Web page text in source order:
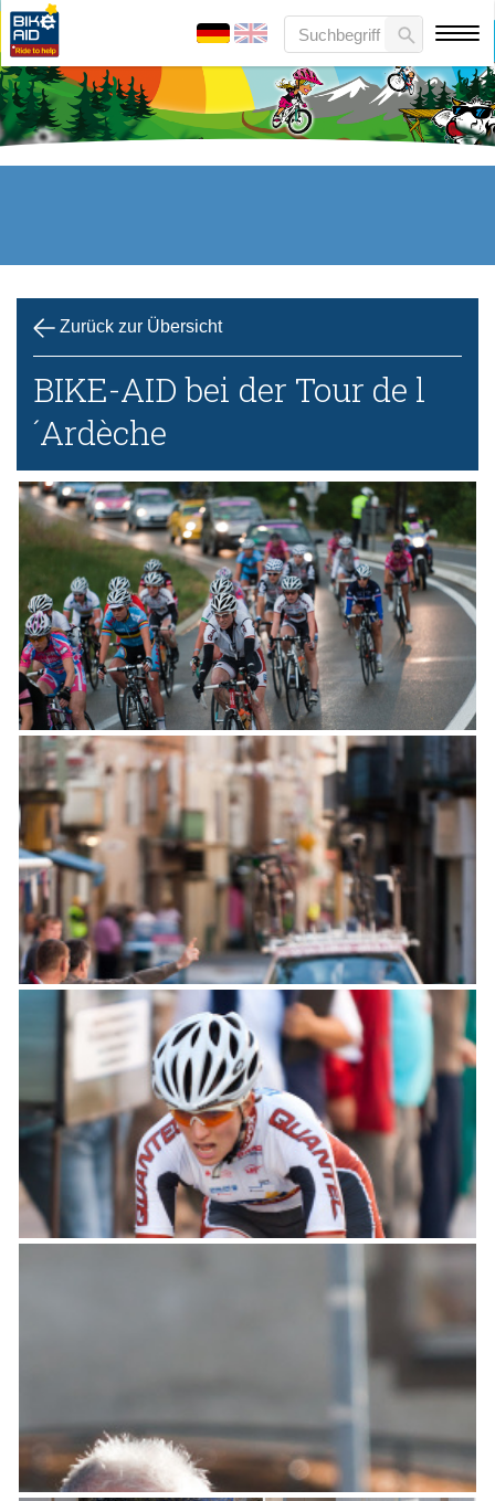
Zurück zur Übersicht
BIKE-AID bei der Tour de l
´Ardèche